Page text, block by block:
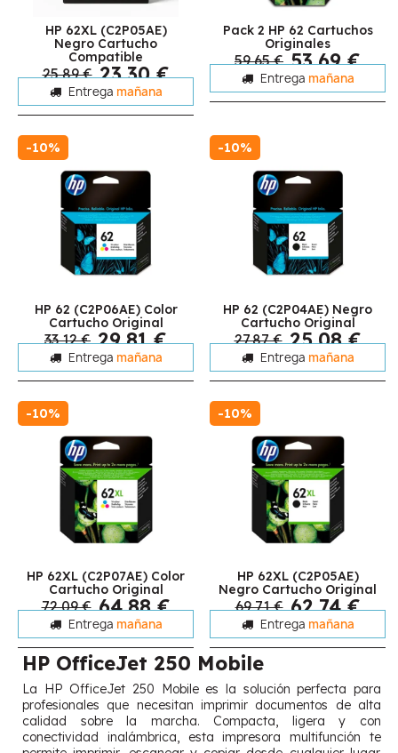
HP 62XL (C2P05AE)
Negro Cartucho
Compatible
25,89 € 23,30 €
Entrega mañana
Pack 2 HP 62 Cartuchos
Originales
59,65 € 53,69 €
Entrega mañana
-10%
HP 62 (C2P06AE) Color
Cartucho Original
33,12 € 29,81 €
Entrega mañana
-10%
HP 62 (C2P04AE) Negro
Cartucho Original
27,87 € 25,08 €
Entrega mañana
-10%
HP 62XL (C2P07AE) Color
Cartucho Original
72,09 € 64,88 €
Entrega mañana
-10%
HP 62XL (C2P05AE)
Negro Cartucho Original
69,71 € 62,74 €
Entrega mañana
HP OfficeJet 250 Mobile
La HP OfficeJet 250 Mobile es la solución perfecta para
profesionales que necesitan imprimir documentos de alta
calidad sobre la marcha. Compacta, ligera y con
conectividad inalámbrica, esta impresora multifunción te